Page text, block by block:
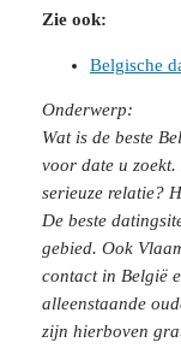
Zie ook:
Belgische
Onderwerp:
Wat is de beste
voor date u zoekt.
serieuze relatie?
De beste
gebied. Ook
contact in België
alleenstaande
zijn hierboven